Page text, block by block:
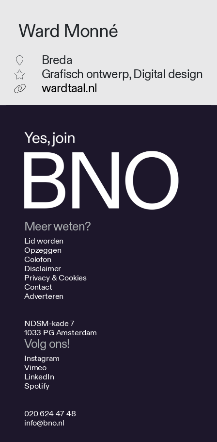
Ward Monné
Breda
Grafisch ontwerp, Digital design
wardtaal.nl
Meer weten?
Lid worden
Opzeggen
Colofon
Disclaimer
Privacy & Cookies
Contact
Adverteren
NDSM-kade 7
1033 PG Amsterdam
Volg ons!
Instagram
Vimeo
LinkedIn
Spotify
020 624 47 48
info@bno.nl